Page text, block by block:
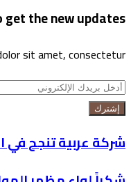
the new updates!
sit amet, consectetur.
أدخل
بريدك
شركة عربية تنجح في انشاء